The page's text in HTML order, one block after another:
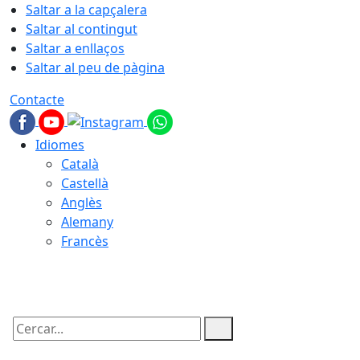
Saltar a la capçalera
Saltar al contingut
Saltar a enllaços
Saltar al peu de pàgina
Contacte
Idiomes
Català
Castellà
Anglès
Alemany
Francès
Cercar: